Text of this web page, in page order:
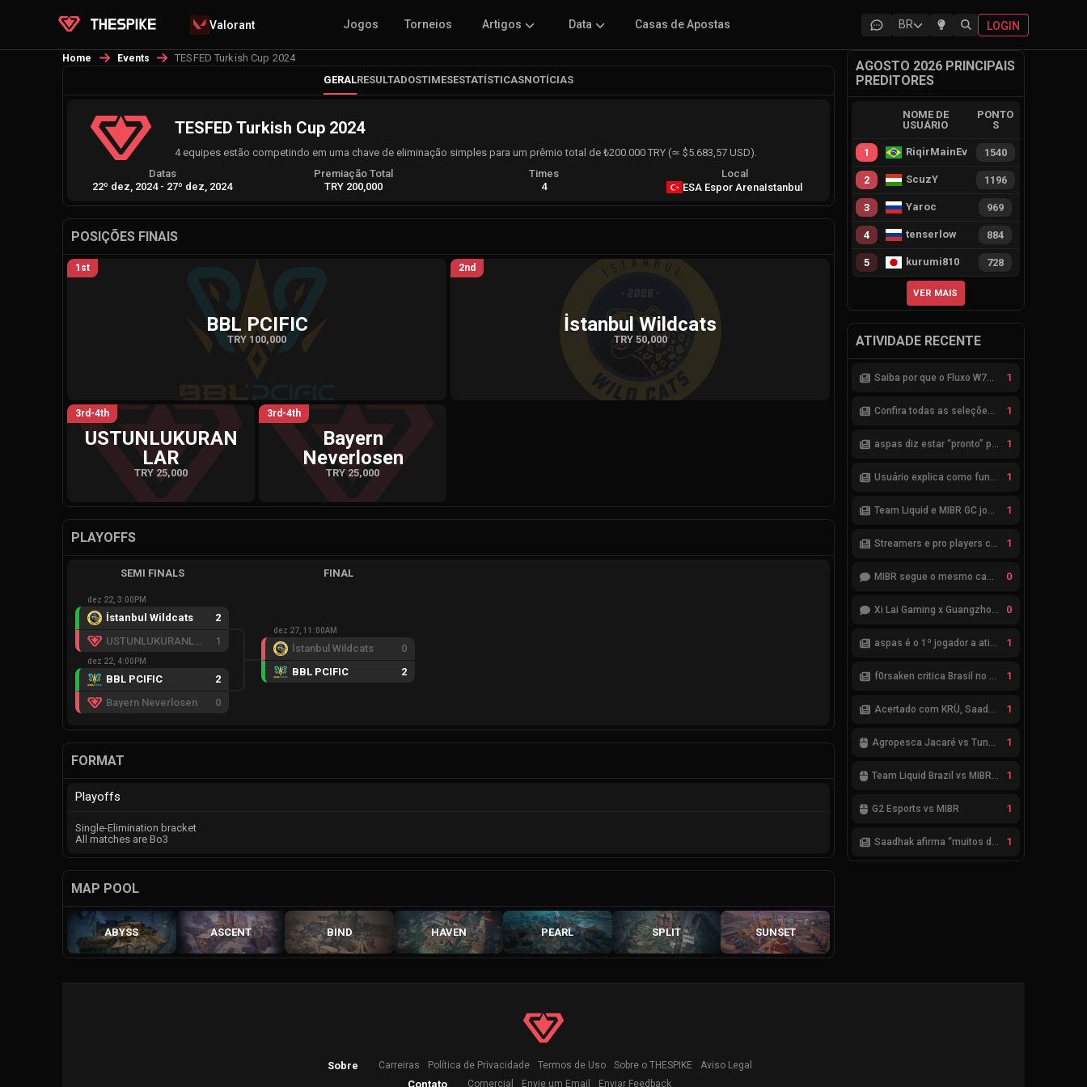
Valorant Jogos Torneios Artigos Data Casas de Apostas BR LOGIN
Home Events
TESFED Turkish Cup 2024
GERALRESULTADOSTIMESESTATÍSTICASNOTÍCIAS
TESFED Turkish Cup 2024
4 equipes estão competindo em uma chave de eliminação simples para um prêmio total de ₺200.000 TRY (≃ $5.683,57 USD).
Datas
22º dez, 2024 - 27º dez, 2024
Premiação Total
TRY 200,000
Times
4
Local
ESA Espor ArenaIstanbul
POSIÇÕES FINAIS
1st
BBL PCIFIC
TRY 100,000
2nd
İstanbul Wildcats
TRY 50,000
3rd-4th
USTUNLUKURAN
LAR
TRY 25,000
3rd-4th
Bayern
Neverlosen
TRY 25,000
PLAYOFFS
SEMI FINALS
dez 22, 3:00PM
İstanbul Wildcats
2
1
dez 22, 4:00PM
BBL PCIFIC
2
Bayern Neverlosen
0
FINAL
dez 27, 11:00AM
İstanbul Wildcats
0
BBL PCIFIC
2
FORMAT
Playoffs
Single-Elimination bracket
All matches are Bo3
MAP POOL
ABYSS ASCENT BIND HAVEN PEARL SPLIT SUNSET
AGOSTO 2026 PRINCIPAIS
PREDITORES
NOME DE
USUÁRIO
PONTO
S
1 RiqirMainEvie 1540
2 ScuzY 1196
3 Yaroc 969
4 tenserlow 884
5 kurumi810 728
VER MAIS
ATIVIDADE RECENTE
Saiba por que o Fluxo W7M não avançou na parceria com a Riot 1
Confira todas as seleções de VALORANT para a ENC 2026 1
aspas diz estar “pronto” para seleção brasileira de VALORANT 1
Usuário explica como funciona esquema de bets no VALORANT 1
Team Liquid e MIBR GC jogarão a Fase de Acesso do VCB 2026 1
Streamers e pro players criticam ranqueadas de VALORANT 1
MIBR segue o mesmo caminho da RRQ no Kickoff? Bom começo, mas risco de eliminação hoje 0
Xi Lai Gaming x Guangzhou Huadu Bilibili Gaming (Bilibili Gaming) 0
aspas é o 1º jogador a atingir saldo positivo de 1 mil kills no VCT 1
f0rsaken critica Brasil no VALORANT: “Ninguém mais leva a sério” 1
Acertado com KRÜ, Saadhak se envolve em polêmica com keznit 1
Agropesca Jacaré vs Tung Tung Tung Sahur 1
Team Liquid Brazil vs MIBR GC 1
G2 Esports vs MIBR 1
Saadhak afirma “muitos desafios, dentro e fora do servidor” sobre a jornada até a classificação 1
Sobre Carreiras Política de Privacidade Termos de Uso Sobre o THESPIKE Aviso Legal
Contato Comercial Envie um Email Enviar Feedback